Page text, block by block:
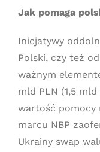
Jak pomaga
Inicjatywy
Polski, czy też
ważnym
mld PLN (1,5 mld
wartość pomocy
marcu NBP
Ukrainy swap